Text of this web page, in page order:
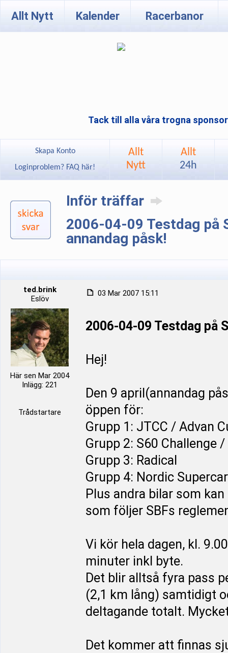
Allt Nytt Kalender Racerbanor
Tack till alla våra trogna
Skapa Konto
Loginproblem? FAQ här!
Allt
Nytt
Allt
24h
Inför träffar
2006-04-09 Testdag på
annandag påsk!
ted.brink
Eslöv
Här sen Mar 2004
Inlägg: 221
Trådstartare
03 Mar 2007 15:11
2006-04-09 Testdag på
Hej!
Den 9 april(annandag
öppen för:
Grupp 1: JTCC / Advan
Grupp 2: S60 Challenge
Grupp 3: Radical
Grupp 4: Nordic
Plus andra bilar som
som följer SBFs
Vi kör hela dagen, kl.
minuter inkl byte.
Det blir alltså fyra pass
(2,1 km lång) samtidigt
deltagande totalt.
Det kommer att finnas